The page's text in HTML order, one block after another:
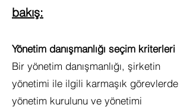
bakış:
Yönetim danışmanlığı seçim kriterleri
Bir yönetim danışmanlığı, şirketin
yönetimi ile ilgili karmaşık görevlerde
yönetim kurulunu ve yönetimi